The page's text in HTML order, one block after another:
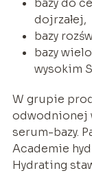
bazy do
dojrzałej,
bazy
bazy
wysokim
W grupie
odwodnionej
serum-bazy.
Academie
Hydrating